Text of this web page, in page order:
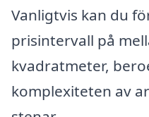
Vanligtvis kan du
prisintervall på
kvadratmeter,
komplexiteten av